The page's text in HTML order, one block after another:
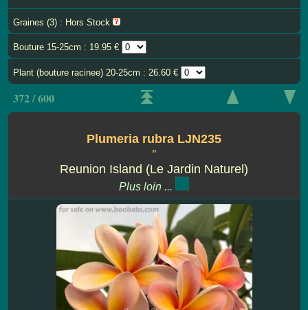
Graines (3) : Hors Stock
Bouture 15-25cm : 19.95 €
Plant (bouture racinee) 20-25cm : 26.60 €
372 / 600
Plumeria rubra LJN235
''
Reunion Island (Le Jardin Naturel)
Plus loin ...